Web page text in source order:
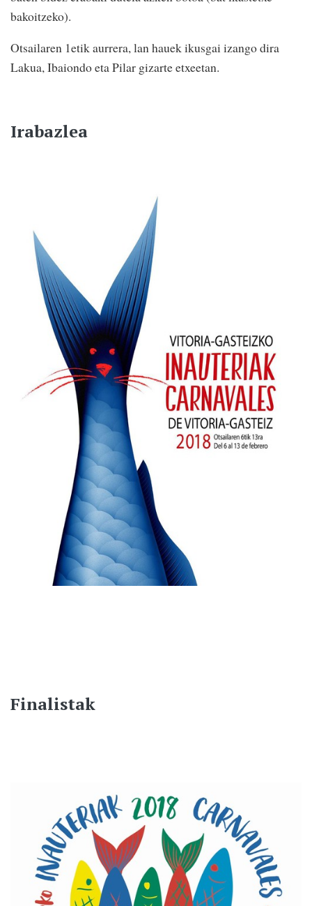
bakoitzeko).
Otsailaren 1etik aurrera, lan hauek ikusgai izango dira
Lakua, Ibaiondo eta Pilar gizarte etxeetan.
Irabazlea
Finalistak